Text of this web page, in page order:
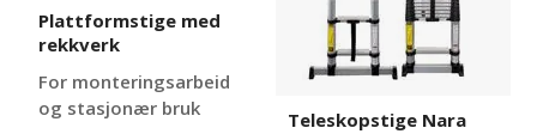
Plattformstige med
rekkverk
For monteringsarbeid
og stasjonær bruk
Teleskopstige Nara